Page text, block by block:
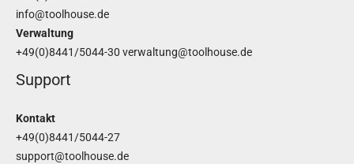
info@toolhouse.de
Verwaltung
+49(0)8441/5044-30 verwaltung@toolhouse.de
Support
Kontakt
+49(0)8441/5044-27
support@toolhouse.de